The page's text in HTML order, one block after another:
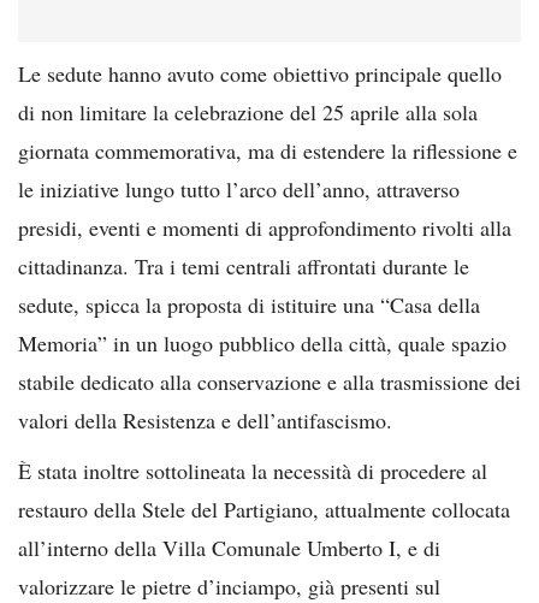
Le sedute hanno avuto come obiettivo principale quello
di non limitare la celebrazione del 25 aprile alla sola
giornata commemorativa, ma di estendere la riflessione e
le iniziative lungo tutto l’arco dell’anno, attraverso
presidi, eventi e momenti di approfondimento rivolti alla
cittadinanza. Tra i temi centrali affrontati durante le
sedute, spicca la proposta di istituire una “Casa della
Memoria” in un luogo pubblico della città, quale spazio
stabile dedicato alla conservazione e alla trasmissione dei
valori della Resistenza e dell’antifascismo.
È stata inoltre sottolineata la necessità di procedere al
restauro della Stele del Partigiano, attualmente collocata
all’interno della Villa Comunale Umberto I, e di
valorizzare le pietre d’inciampo, già presenti sul